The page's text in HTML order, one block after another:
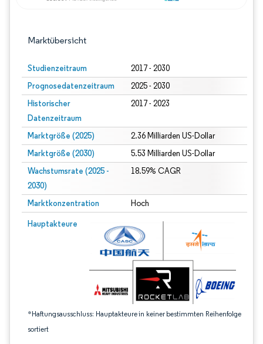
Marktübersicht
Studienzeitraum 2017 - 2030
Prognosedatenzeitraum 2025 - 2030
Historischer
Datenzeitraum
2017 - 2023
Marktgröße (2025) 2.36 Milliarden US-Dollar
Marktgröße (2030) 5.53 Milliarden US-Dollar
Wachstumsrate (2025 -
2030)
18.59% CAGR
Marktkonzentration Hoch
Hauptakteure
*Haftungsausschluss: Hauptakteure in keiner bestimmten Reihenfolge
sortiert
Bild © Mordor Intelligence. Wiederverwendung erfordert Namensnennung